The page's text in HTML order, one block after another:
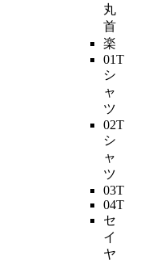
丸
首
楽
01T
シ
ャ
ツ
02T
シ
ャ
ツ
03T
04T
セ
イ
ヤ